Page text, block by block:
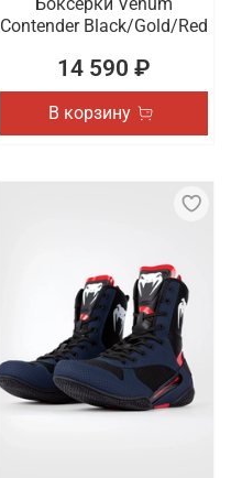
Contender Black/Gold/Red
14 590 ₽
В корзину